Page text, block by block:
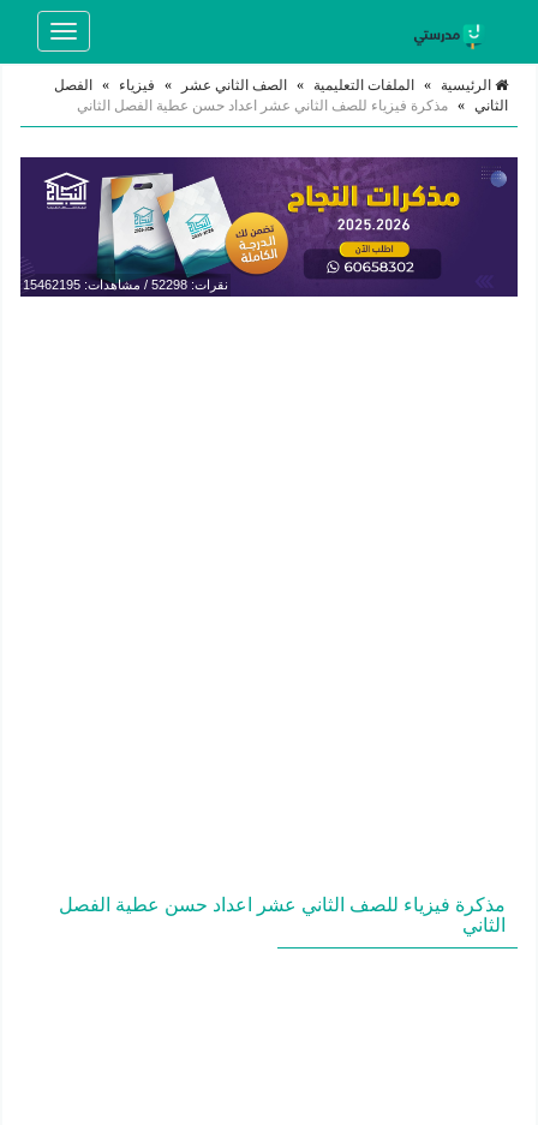
Toggle
الرئيسية » الملفات التعليمية » الصف الثاني عشر » فيزياء »
الفصل
الثاني » مذكرة فيزياء للصف الثاني عشر اعداد حسن عطية الفصل الثاني
نقرات: 52298 / مشاهدات: 15462195
مذكرة فيزياء للصف الثاني عشر اعداد حسن عطية الفصل
الثاني